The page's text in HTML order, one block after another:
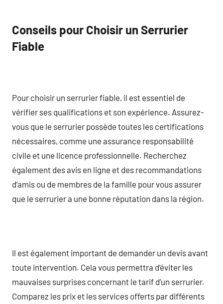
Conseils pour Choisir un Serrurier
Fiable
Pour choisir un serrurier fiable, il est essentiel de
vérifier ses qualifications et son expérience. Assurez-
vous que le serrurier possède toutes les certifications
nécessaires, comme une assurance responsabilité
civile et une licence professionnelle. Recherchez
également des avis en ligne et des recommandations
d’amis ou de membres de la famille pour vous assurer
que le serrurier a une bonne réputation dans la région.
Il est également important de demander un devis avant
toute intervention. Cela vous permettra d’éviter les
mauvaises surprises concernant le tarif d’un serrurier.
Comparez les prix et les services offerts par différents